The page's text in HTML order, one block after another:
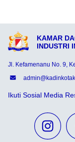
KAMAR
INDUSTRI
Jl. Kefamenanu No. 9,
Ikuti Sosial Media